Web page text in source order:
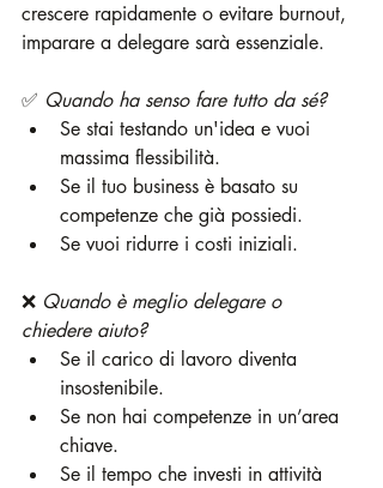
crescere rapidamente o evitare burnout,
imparare a delegare sarà essenziale.
✅ Quando ha senso fare tutto da sé?
Se stai testando un'idea e vuoi
massima flessibilità.
Se il tuo business è basato su
competenze che già possiedi.
Se vuoi ridurre i costi iniziali.
❌ Quando è meglio delegare o
chiedere aiuto?
Se il carico di lavoro diventa
insostenibile.
Se non hai competenze in un’area
chiave.
Se il tempo che investi in attività